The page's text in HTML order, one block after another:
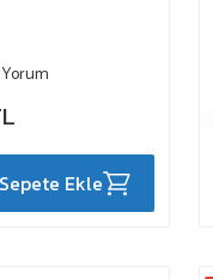
Sepete Ekle